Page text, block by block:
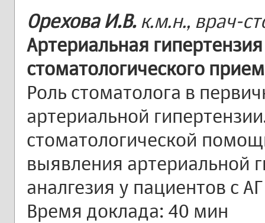
Орехова И.В. к.м.н., врач-
Артериальная
стоматологического
Роль стоматолога в
артериальной
стоматологической
выявления артериальной
аналгезия у пациентов с АГ
Время доклада: 40 мин